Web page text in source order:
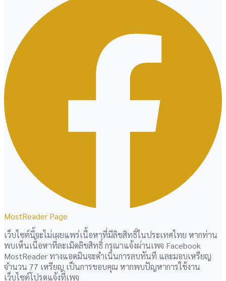
MostReader Page
เว็บไซต์นี้จะไม่เผยแพร่เนื้อหาที่มีลิขสิทธิ์ในประเทศไทย หากท่าน
พบเห็นเนื้อหาที่ละเมิดลิขสิทธิ์ กรุณาแจ้งผ่านเพจ Facebook
MostReader ทางแอดมินจะดำเนินการลบทันที และมอบเหรียญ
จำนวน 77 เหรียญ เป็นการขอบคุณ หากพบปัญหาการใช้งาน
เว็บไซต์โปรดแจ้งที่เพจ